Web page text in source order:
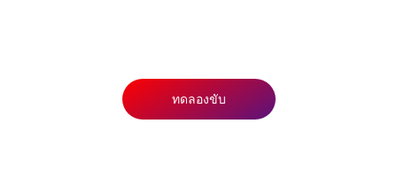
ทดลองขับ